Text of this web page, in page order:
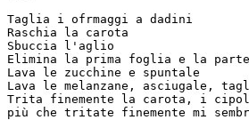
Taglia i ofrmaggi a dadini
Raschia la carota
Sbuccia l'aglio
Elimina la prima foglia e la
Lava le zucchine e spuntale
Lava le melanzane, asciugale,
Trita finemente la carota, i
più che tritate finemente mi